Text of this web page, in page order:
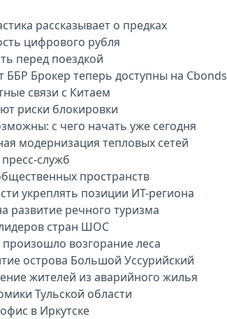
рассказывает о предках
цифрового рубля
перед поездкой
ББР Брокер теперь доступны на Cbonds
связи с Китаем
риски блокировки
с чего начать уже сегодня
модернизация тепловых сетей
служб
пространств
укреплять позиции ИТ-региона
развитие речного туризма
стран ШОС
возгорание леса
острова Большой Уссурийский
жителей из аварийного жилья
Тульской области
в Иркутске